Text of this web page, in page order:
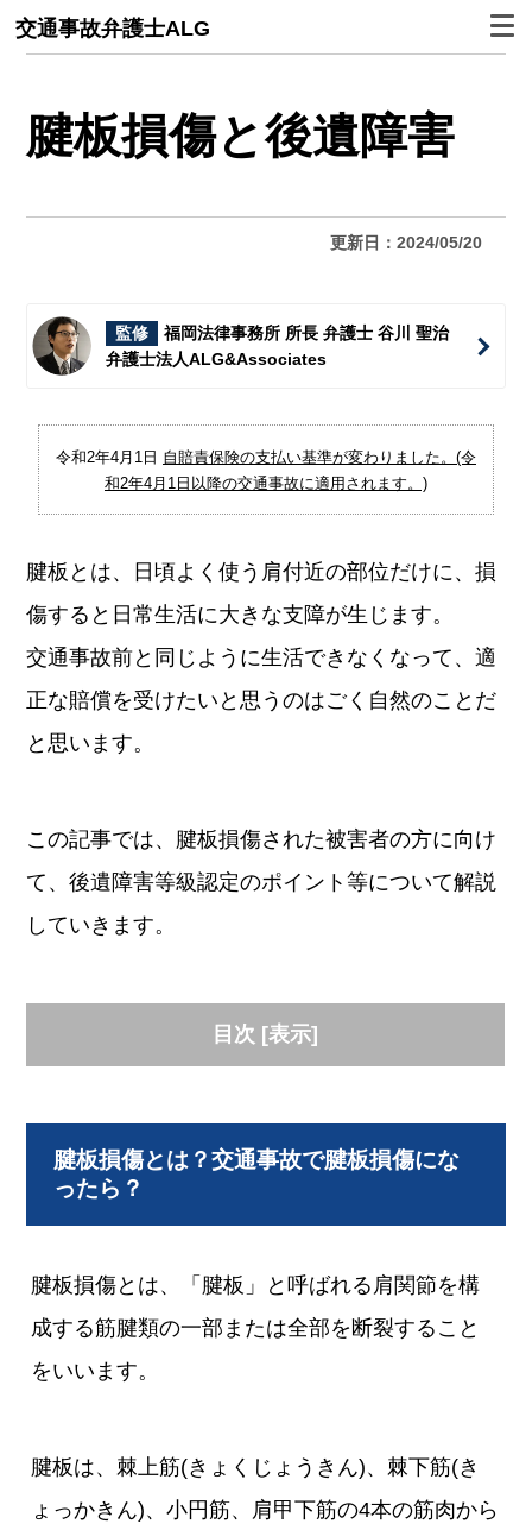
交通事故弁護士ALG
腱板損傷と後遺障害
更新日：2024/05/20
監修
福岡法律事務所 所長 弁護士 谷川 聖治
弁護士法人ALG&Associates
令和2年4月1日 自賠責保険の支払い基準が変わりました。(令
和2年4月1日以降の交通事故に適用されます。)
腱板とは、日頃よく使う肩付近の部位だけに、損
傷すると日常生活に大きな支障が生じます。
交通事故前と同じように生活できなくなって、適
正な賠償を受けたいと思うのはごく自然のことだ
と思います。
この記事では、腱板損傷された被害者の方に向け
て、後遺障害等級認定のポイント等について解説
していきます。
目次 [表示]
腱板損傷とは？交通事故で腱板損傷にな
ったら？
腱板損傷とは、「腱板」と呼ばれる肩関節を構
成する筋腱類の一部または全部を断裂すること
をいいます。
腱板は、棘上筋(きょくじょうきん)、棘下筋(き
ょっかきん)、小円筋、肩甲下筋の4本の筋肉から